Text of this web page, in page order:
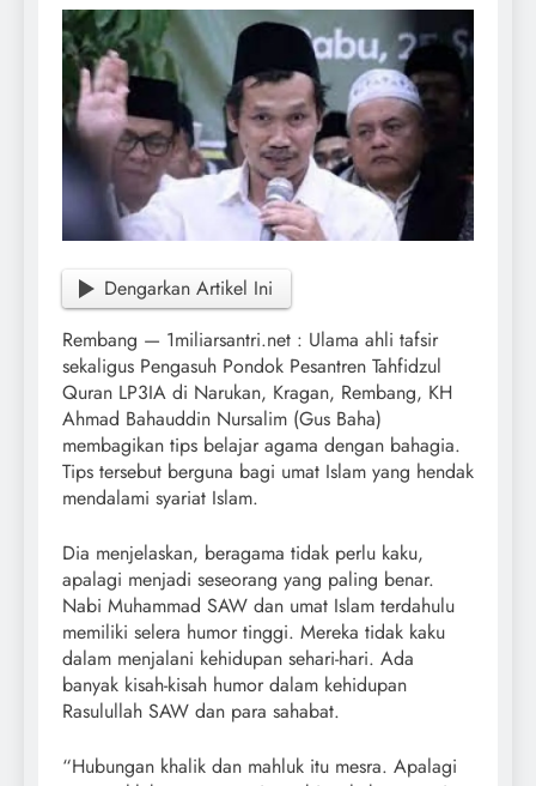
Dengarkan Artikel Ini
Rembang — 1miliarsantri.net : Ulama ahli tafsir
sekaligus Pengasuh Pondok Pesantren Tahfidzul
Quran LP3IA di Narukan, Kragan, Rembang, KH
Ahmad Bahauddin Nursalim (Gus Baha)
membagikan tips belajar agama dengan bahagia.
Tips tersebut berguna bagi umat Islam yang hendak
mendalami syariat Islam.
Dia menjelaskan, beragama tidak perlu kaku,
apalagi menjadi seseorang yang paling benar.
Nabi Muhammad SAW dan umat Islam terdahulu
memiliki selera humor tinggi. Mereka tidak kaku
dalam menjalani kehidupan sehari-hari. Ada
banyak kisah-kisah humor dalam kehidupan
Rasulullah SAW dan para sahabat.
“Hubungan khalik dan mahluk itu mesra. Apalagi